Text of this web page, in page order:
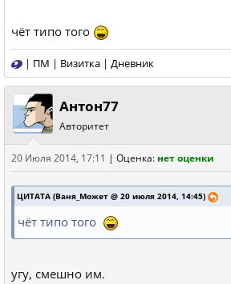
чёт типо того
| ПМ | Визитка | Дневник
Антон77
Авторитет
20 Июля 2014, 17:11 | Оценка: нет оценки
ЦИТАТА (Ваня_Может @ 20 июля 2014, 14:45)
чёт типо того
угу, смешно им.